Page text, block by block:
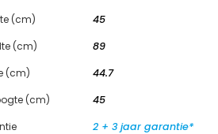
(cm)
45
(cm)
89
(cm)
44.7
(cm)
45
2 + 3 jaar garantie*